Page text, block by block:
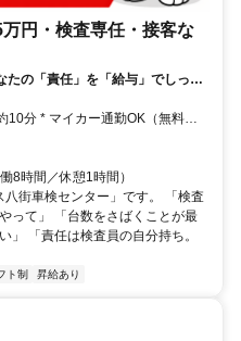
円・検査専任・接客な
たの「責任」を「給与」でしっか
自分の時間も守りながら高待遇
歓迎です♪
8時間／休憩1時間）
街車検センター」です。 「検査
って」 「台数をさばくことが最
」 「責任は検査員の自分持ち。
ト制 昇給あり